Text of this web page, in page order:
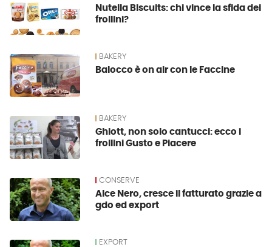
Nutella Biscuits: chi vince la sfida dei
frollini?
BAKERY
Balocco è on air con le Faccine
BAKERY
Ghiott, non solo cantucci: ecco i
frollini Gusto e Piacere
CONSERVE
Alce Nero, cresce il fatturato grazie a
gdo ed export
EXPORT